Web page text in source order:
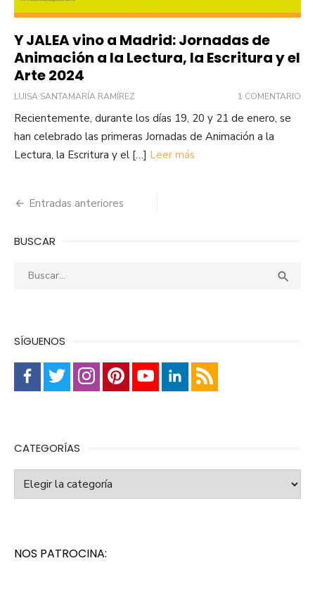
Y JALEA vino a Madrid: Jornadas de
Animación a la Lectura, la Escritura y el
Arte 2024
LUISA SANTAMARÍA RAMÍREZ 1 COMENTARIO
Recientemente, durante los días 19, 20 y 21 de enero, se
han celebrado las primeras Jornadas de Animación a la
Lectura, la Escritura y el […] Leer más
Navegación
entradas
Entradas anteriores
BUSCAR
Buscar: 
SÍGUENOS
CATEGORÍAS
Categorías
NOS PATROCINA: